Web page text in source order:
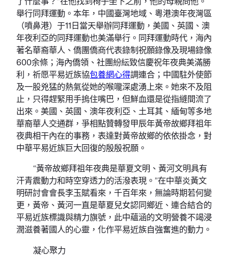
舉行同拜運動。本年，中國臺灣地域、粵港澳年夜灣區
（噴鼻港）于11日當天舉辦同拜運動，美國、英國、澳
年夜利亞的同拜運動也美滿舉行。同拜運動時代，海內
著名華裔華人、僑團僑商代表錄制祝願錄像及現場錄像
600余條；海內僑領、社團紛紜致信慶祝年夜典美滿勝
利，祈愿平易近族協包養網心得調連合；中國駐外使節
及一股兇猛的熱氣從她的喉嚨深處湧上來。她來不及阻
止，只得趕緊用手摀住嘴巴，但鮮血還是從指縫間流了
出來。美國、英國、澳年夜利亞、土耳其、緬甸等多地
華裔華人交通群，爭相點贊轉發甲辰年黃帝故鄉拜祖年
夜典相干內在的事務，表達對黃帝故鄉的依依掛念，對
中華平易近族巨大回復的殷殷祝願。
“黃帝故鄉拜祖年夜典是華夏文明、黃河文明具有
汗青震動力和時空穿透力的活潑表現。”在中華炎黃文
明研討會會長李玉賦看來，千百年來，無論時期若何變
更，黃帝、黃河一直是華夏兒女認同鄉近、連合結合的
平易近族標識與精力旗號，此中蘊涵的文明營養不竭浸
潤滋養著國人的心靈，化作平易近族自強奮進的動力。
凝心聚力